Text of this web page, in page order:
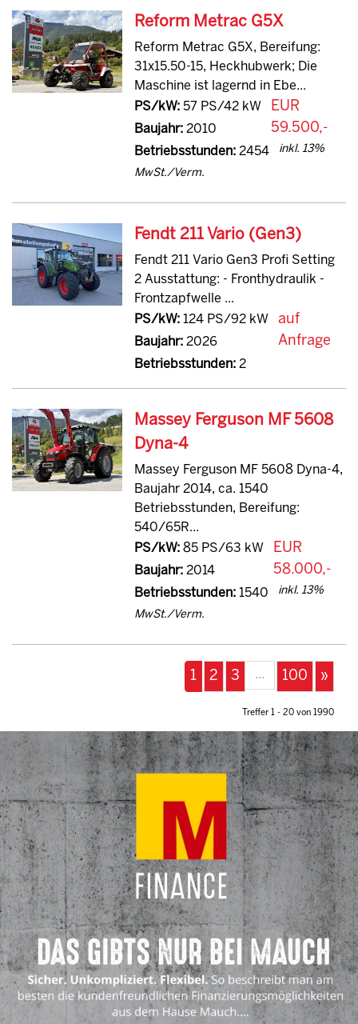
Reform Metrac G5X
Reform Metrac G5X, Bereifung:
31x15.50-15, Heckhubwerk; Die
Maschine ist lagernd in Ebe...
PS/kW:57 PS/42 kW
Baujahr:2010
Betriebsstunden:2454
EUR
59.500,-
inkl. 13%
MwSt./Verm.
Fendt 211 Vario (Gen3)
Fendt 211 Vario Gen3 Profi Setting
2 Ausstattung: - Fronthydraulik -
Frontzapfwelle ...
PS/kW:124 PS/92 kW
Baujahr:2026
Betriebsstunden:2
auf
Anfrage
Massey Ferguson MF 5608
Dyna-4
Massey Ferguson MF 5608 Dyna-4,
Baujahr 2014, ca. 1540
Betriebsstunden, Bereifung:
540/65R...
PS/kW:85 PS/63 kW
Baujahr:2014
Betriebsstunden:1540
EUR
58.000,-
inkl. 13%
MwSt./Verm.
1 2 3 ... 100 »
Treffer 1 - 20 von 1990